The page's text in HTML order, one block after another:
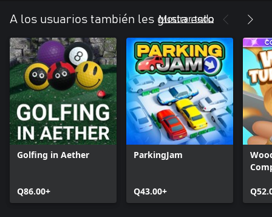
A los usuarios también les gusta esto
Mostrar todo
Golfing in Aether
Q86.00+
ParkingJam
Q43.00+